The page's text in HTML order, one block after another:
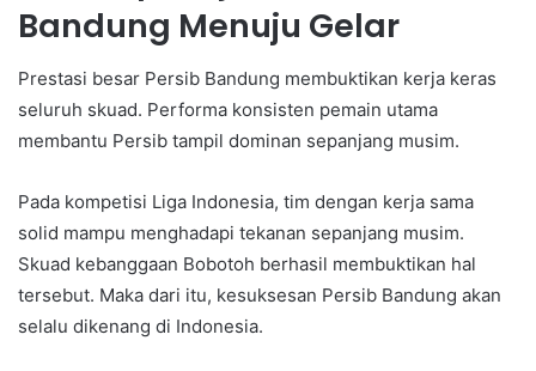
Bandung Menuju Gelar
Prestasi besar Persib Bandung membuktikan kerja keras
seluruh skuad. Performa konsisten pemain utama
membantu Persib tampil dominan sepanjang musim.
Pada kompetisi Liga Indonesia, tim dengan kerja sama
solid mampu menghadapi tekanan sepanjang musim.
Skuad kebanggaan Bobotoh berhasil membuktikan hal
tersebut. Maka dari itu, kesuksesan Persib Bandung akan
selalu dikenang di Indonesia.